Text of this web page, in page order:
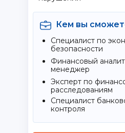
Кем вы
Специалист по
безопасности
Финансовый
менеджер
Эксперт по
расследованиям
Специалист
контроля